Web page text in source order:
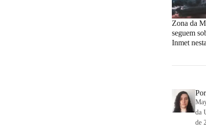
Zona da
seguem
Inmet
Por
da
de